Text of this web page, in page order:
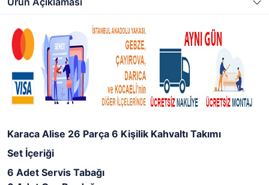
Karaca Alise 26 Parça 6 Kişilik Kahvaltı Takımı
Set İçeriği
6 Adet Servis Tabağı